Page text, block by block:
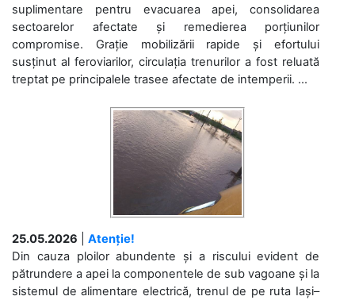
suplimentare pentru evacuarea apei, consolidarea
sectoarelor afectate și remedierea porțiunilor
compromise. Grație mobilizării rapide și efortului
susținut al feroviarilor, circulația trenurilor a fost reluată
treptat pe principalele trasee afectate de intemperii. ...
25.05.2026
Atenție!
Din cauza ploilor abundente și a riscului evident de
pătrundere a apei la componentele de sub vagoane și la
sistemul de alimentare electrică, trenul de pe ruta Iași–